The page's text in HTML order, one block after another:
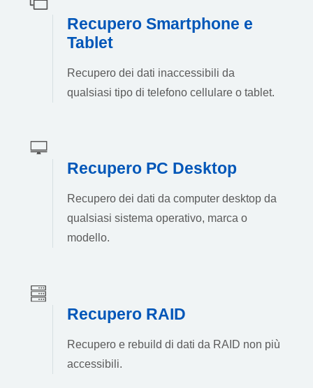
Recupero Smartphone e
Tablet
Recupero dei dati inaccessibili da
qualsiasi tipo di telefono cellulare o tablet.
Recupero PC Desktop
Recupero dei dati da computer desktop da
qualsiasi sistema operativo, marca o
modello.
Recupero RAID
Recupero e rebuild di dati da RAID non più
accessibili.